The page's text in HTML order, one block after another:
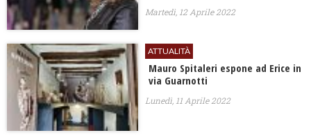
Martedì, 12 Aprile 2022
ATTUALITÀ
Mauro Spitaleri espone ad Erice in
via Guarnotti
Lunedì, 11 Aprile 2022